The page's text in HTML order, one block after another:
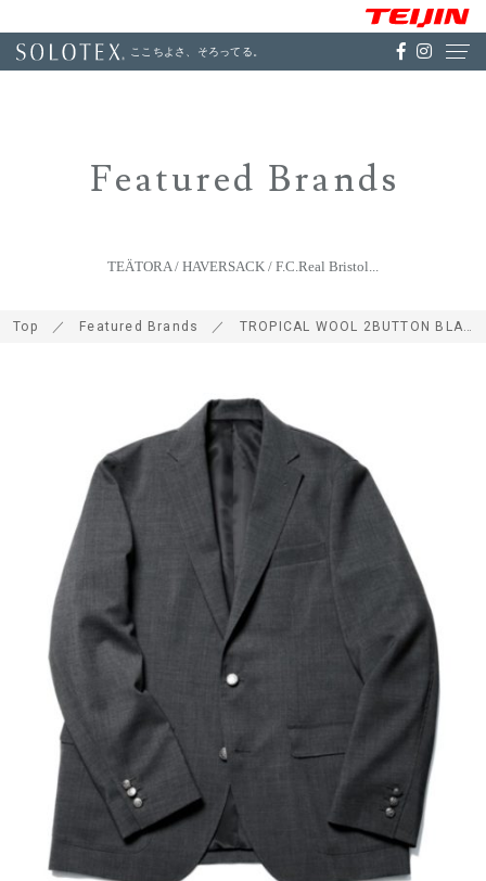
ここちよさ、そろってる。
Featured Brands
TEÄTORA / HAVERSACK / F.C.Real Bristol...
Top Featured Brands TROPICAL WOOL 2BUTTON BLAZER